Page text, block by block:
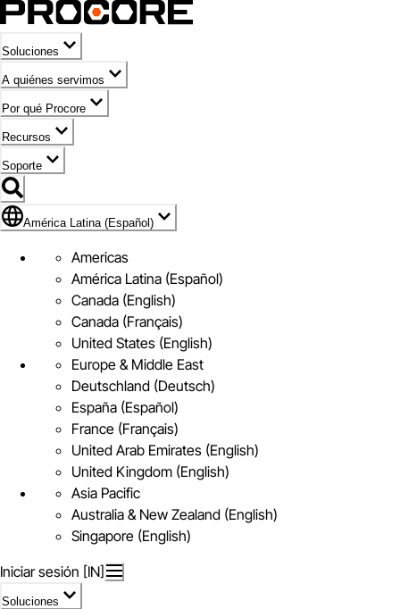
Soluciones
A quiénes servimos
Por qué Procore
Recursos
Soporte
Bandera de América Latina (Español)
América Latina (Español)
Americas
América Latina (Español)
Canada (English)
Canada (Français)
United States (English)
Europe & Middle East
Deutschland (Deutsch)
España (Español)
France (Français)
United Arab Emirates (English)
United Kingdom (English)
Asia Pacific
Australia & New Zealand (English)
Singapore (English)
Iniciar sesión [IN]
Soluciones